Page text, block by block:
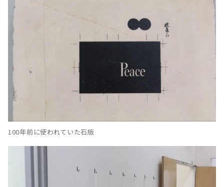
100年前に使われていた石版